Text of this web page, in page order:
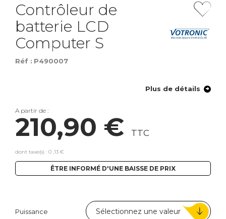
Contrôleur de
batterie LCD
Computer S
Réf : P490007
Plus de détails
A partir de :
210,90 € TTC
dont taxe(s) : 0 ,13 €
ÊTRE INFORMÉ D'UNE BAISSE DE PRIX
Puissance